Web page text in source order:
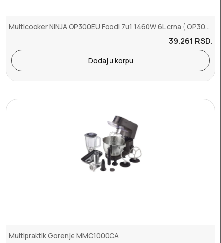
Multicooker NINJA OP300EU Foodi 7u1 1460W 6L crna ( OP300EU )
39.261 RSD.
Dodaj u korpu
Multipraktik Gorenje MMC1000CA